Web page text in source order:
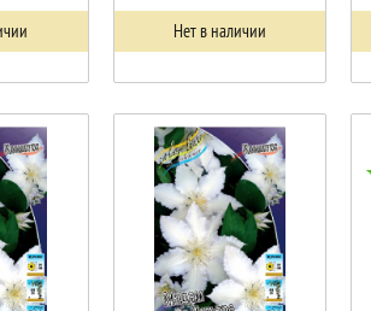
Нет в наличии